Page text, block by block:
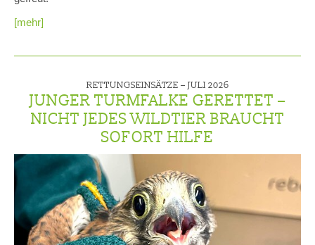
[mehr]
RETTUNGSEINSÄTZE – JULI 2026
JUNGER TURMFALKE GERETTET –
NICHT JEDES WILDTIER BRAUCHT
SOFORT HILFE